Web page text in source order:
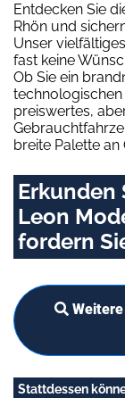
Entdecken Sie
Rhön und
Unser
fast keine
Ob Sie ein
preiswertes,
breite Palette an
Erkunden
Leon
fordern
Stattdessen